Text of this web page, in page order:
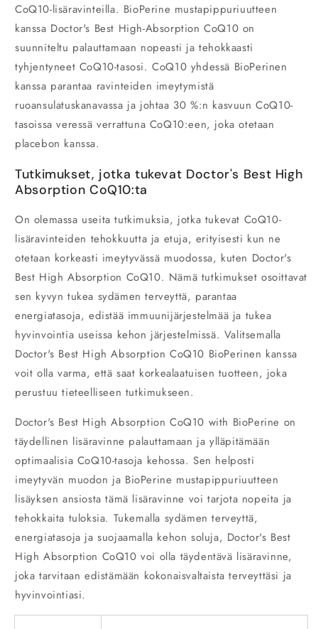
CoQ10-lisäravinteilla. BioPerine mustapippuriuutteen
kanssa Doctor's Best High-Absorption CoQ10 on
suunniteltu palauttamaan nopeasti ja tehokkaasti
tyhjentyneet CoQ10-tasosi. CoQ10 yhdessä BioPerinen
kanssa parantaa ravinteiden imeytymistä
ruoansulatuskanavassa ja johtaa 30 %:n kasvuun CoQ10-
tasoissa veressä verrattuna CoQ10:een, joka otetaan
placebon kanssa.
Tutkimukset, jotka tukevat Doctor's Best High
Absorption CoQ10:ta
On olemassa useita tutkimuksia, jotka tukevat CoQ10-
lisäravinteiden tehokkuutta ja etuja, erityisesti kun ne
otetaan korkeasti imeytyvässä muodossa, kuten Doctor's
Best High Absorption CoQ10. Nämä tutkimukset osoittavat
sen kyvyn tukea sydämen terveyttä, parantaa
energiatasoja, edistää immuunijärjestelmää ja tukea
hyvinvointia useissa kehon järjestelmissä. Valitsemalla
Doctor's Best High Absorption CoQ10 BioPerinen kanssa
voit olla varma, että saat korkealaatuisen tuotteen, joka
perustuu tieteelliseen tutkimukseen.
Doctor's Best High Absorption CoQ10 with BioPerine on
täydellinen lisäravinne palauttamaan ja ylläpitämään
optimaalisia CoQ10-tasoja kehossa. Sen helposti
imeytyvän muodon ja BioPerine mustapippuriuutteen
lisäyksen ansiosta tämä lisäravinne voi tarjota nopeita ja
tehokkaita tuloksia. Tukemalla sydämen terveyttä,
energiatasoja ja suojaamalla kehon soluja, Doctor's Best
High Absorption CoQ10 voi olla täydentävä lisäravinne,
joka tarvitaan edistämään kokonaisvaltaista terveyttäsi ja
hyvinvointiasi.